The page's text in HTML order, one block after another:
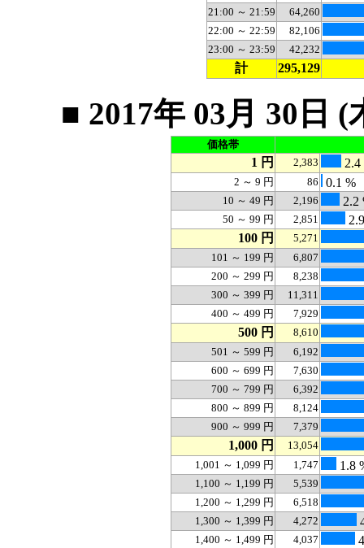
21:00 ～ 21:59
64,260
22:00 ～ 22:59
82,106
23:00 ～ 23:59
42,232
計 295,129
■ 2017年 03月 30日
価格帯
1 円 2,383 2.4
2 ～ 9 円 86 0.1 %
10 ～ 49 円 2,196 2.2
50 ～ 99 円 2,851
100 円
5,271
101 ～ 199 円
6,807
200 ～ 299 円
8,238
300 ～ 399 円
11,311
400 ～ 499 円
7,929
500 円
8,610
501 ～ 599 円
6,192
600 ～ 699 円
7,630
700 ～ 799 円
6,392
800 ～ 899 円
8,124
900 ～ 999 円
7,379
1,000 円
13,054
1,001 ～ 1,099 円
1,747 1.8
1,100 ～ 1,199 円
5,539
1,200 ～ 1,299 円
6,518
1,300 ～ 1,399 円
4,272
1,400 ～ 1,499 円 4,037